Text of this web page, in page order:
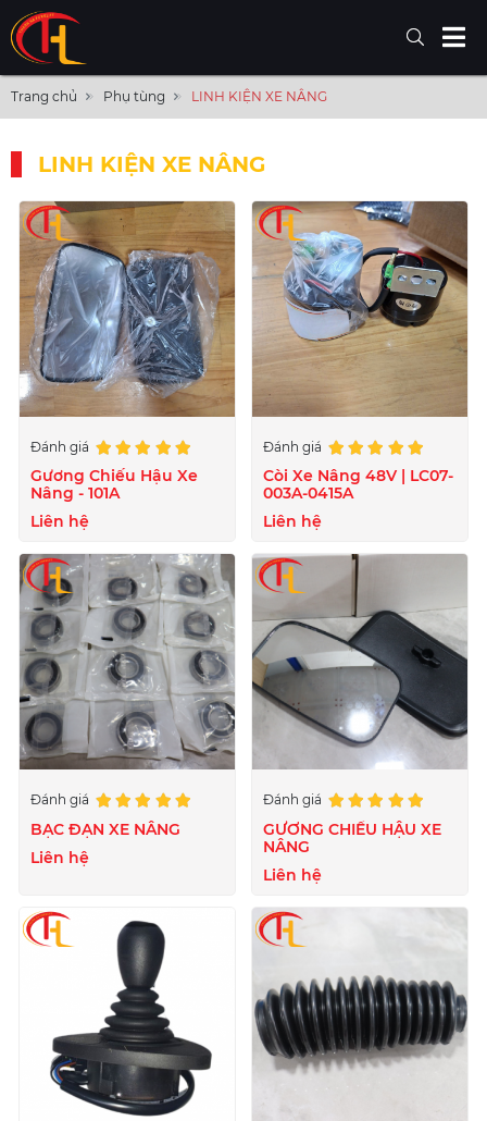
Trang chủ Phụ tùng LINH KIỆN XE NÂNG
LINH KIỆN XE NÂNG
Đánh giá
Gương Chiếu Hậu Xe
Nâng - 101A
Liên hệ
Đánh giá
Còi Xe Nâng 48V | LC07-
003A-0415A
Liên hệ
Đánh giá
BẠC ĐẠN XE NÂNG
Liên hệ
Đánh giá
GƯƠNG CHIẾU HẬU XE
NÂNG
Liên hệ